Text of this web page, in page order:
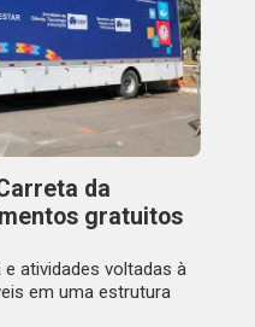
da
gratuitos
atividades voltadas à
em uma estrutura